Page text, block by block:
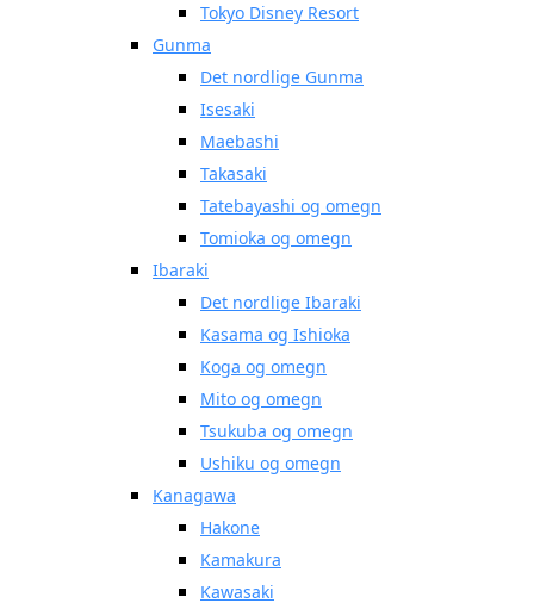
Tokyo Disney Resort
Gunma
Det nordlige Gunma
Isesaki
Maebashi
Takasaki
Tatebayashi og omegn
Tomioka og omegn
Ibaraki
Det nordlige Ibaraki
Kasama og Ishioka
Koga og omegn
Mito og omegn
Tsukuba og omegn
Ushiku og omegn
Kanagawa
Hakone
Kamakura
Kawasaki